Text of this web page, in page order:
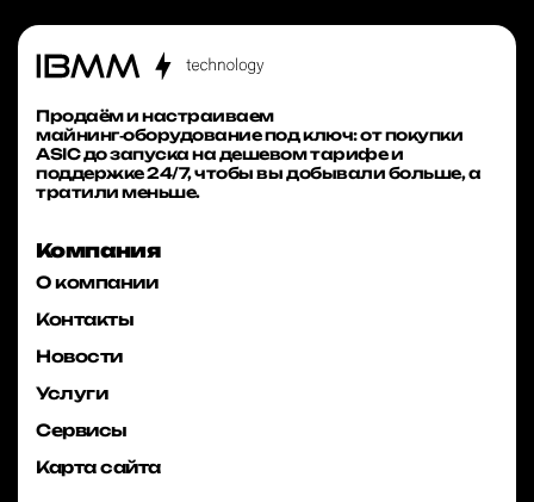
Продаём и настраиваем
майнинг‑оборудование под ключ: от покупки
ASIC до запуска на дешевом тарифе и
поддержке 24/7, чтобы вы добывали больше, а
тратили меньше.
Компания
О компании
Контакты
Новости
Услуги
Сервисы
Карта сайта